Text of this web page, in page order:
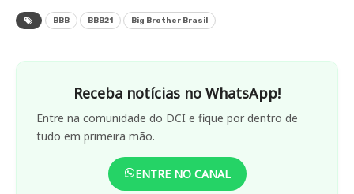
BBB BBB21 Big Brother Brasil
Receba notícias no WhatsApp!
Entre na comunidade do DCI e fique por dentro de
tudo em primeira mão.
ENTRE NO CANAL